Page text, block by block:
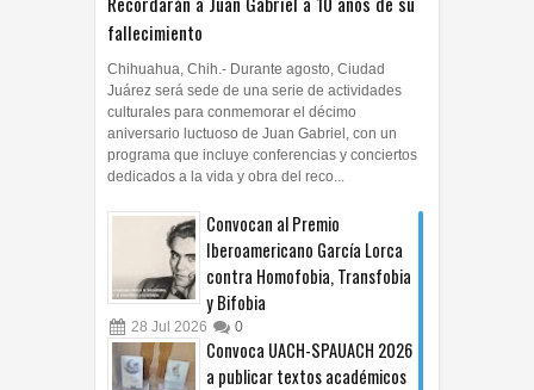
fallecimiento
Chihuahua, Chih.- Durante agosto, Ciudad
Juárez será sede de una serie de actividades
culturales para conmemorar el décimo
aniversario luctuoso de Juan Gabriel, con un
programa que incluye conferencias y conciertos
dedicados a la vida y obra del reco...
Convocan al Premio
Iberoamericano García Lorca
contra Homofobia, Transfobia
y Bifobia
28 Jul 2026 0
Convoca UACH-SPAUACH 2026
a publicar textos académicos